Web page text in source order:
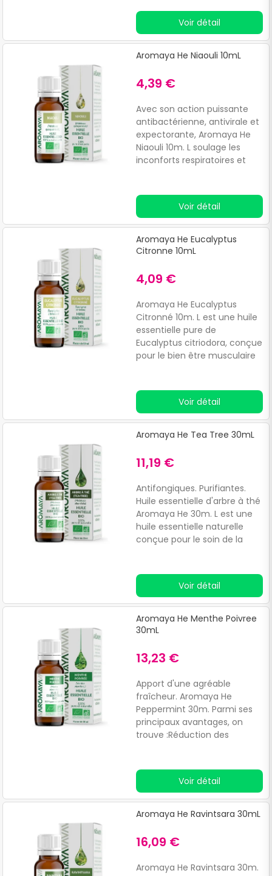
dynamique et revitalisant.
Voir détail
Aromaya He Niaouli 10mL
4,39 €
Avec son action puissante
antibactérienne, antivirale et
expectorante, Aromaya He
Niaouli 10m. L soulage les
inconforts respiratoires et
Voir détail
Aromaya He Eucalyptus
Citronne 10mL
4,09 €
Aromaya He Eucalyptus
Citronné 10m. L est une huile
essentielle pure de
Eucalyptus citriodora, conçue
pour le bien être musculaire
Voir détail
Aromaya He Tea Tree 30mL
11,19 €
Antifongiques. Purifiantes.
Huile essentielle d'arbre à thé
Aromaya He 30m. L est une
huile essentielle naturelle
conçue pour le soin de la
Voir détail
Aromaya He Menthe Poivree
30mL
13,23 €
Apport d'une agréable
fraîcheur. Aromaya He
Peppermint 30m. Parmi ses
principaux avantages, on
trouve :Réduction des
Voir détail
Aromaya He Ravintsara 30mL
16,09 €
Aromaya He Ravintsara 30m.